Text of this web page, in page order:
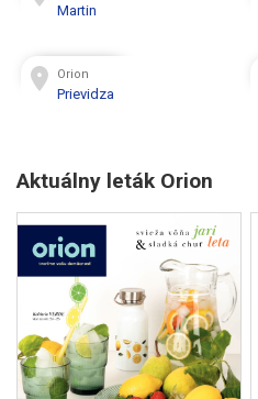
Martin
Orion
Prievidza
Aktuálny leták Orion